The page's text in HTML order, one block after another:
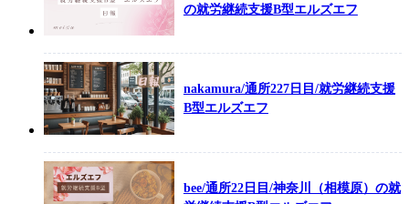
の就労継続支援B型エルズエフ
nakamura/通所227日目/就労継続支援
B型エルズエフ
bee/通所22日目/神奈川（相模原）の就